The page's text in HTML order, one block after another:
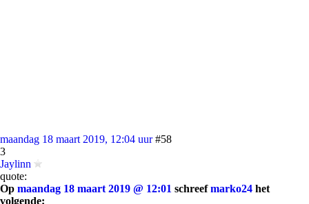
maandag 18 maart 2019, 12:04 uur #58
3
Jaylinn
quote:
Op maandag 18 maart 2019 @ 12:01 schreefmarko24 het
volgende: